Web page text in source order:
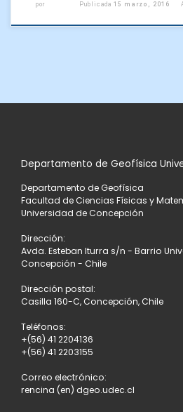
por Publicada15 marzo, 2016
Departamento de Geofísica
Departamento de Geofísica
Facultad de Ciencias Físicas y
Universidad de Concepción
Dirección:
Avda. Esteban Iturra s/n - Barrio
Concepción - Chile
Dirección postal:
Casilla 160-C, Concepción, Chile
Teléfonos:
+(56) 41 2204136
+(56) 41 2203155
Correo electrónico:
rencina (en) dgeo.udec.cl